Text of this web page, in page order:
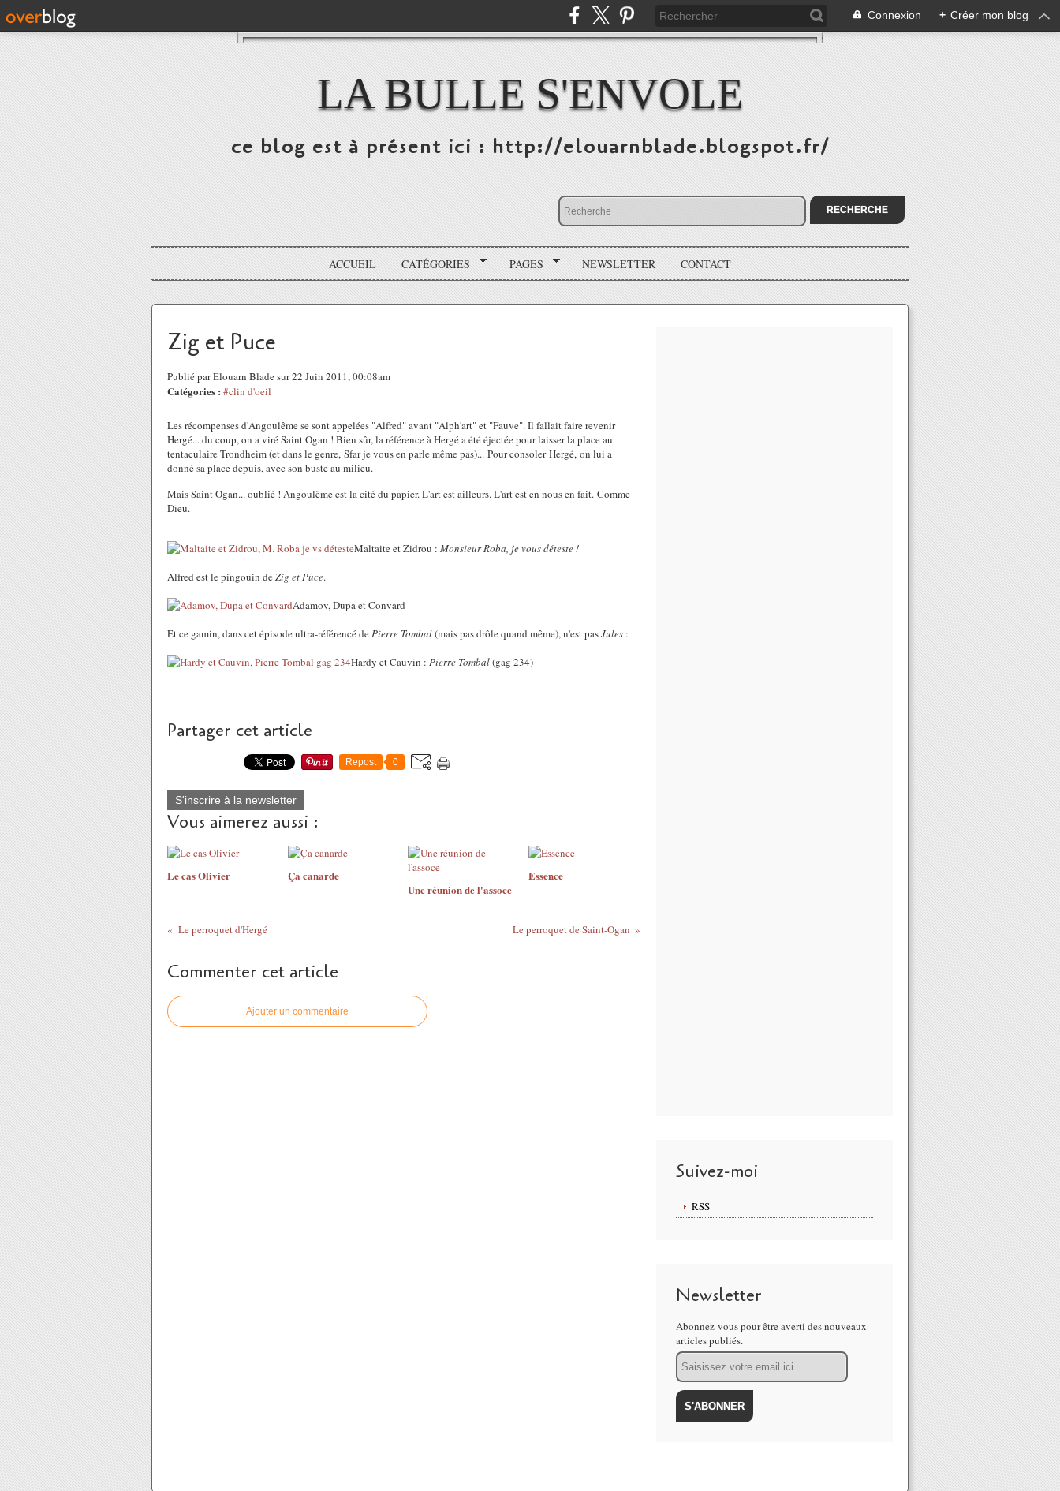
Connexion + Créer mon blog
LA BULLE S'ENVOLE
ce blog est à présent ici : http://elouarnblade.blogspot.fr/
ACCUEIL CATÉGORIES PAGES NEWSLETTER CONTACT
Zig et Puce
Publié par Elouarn Blade sur 22 Juin 2011, 00:08am
Catégories : #clin d'oeil
Les récompenses d'Angoulême se sont appelées "Alfred" avant "Alph'art" et "Fauve". Il fallait faire revenir
Hergé... du coup, on a viré Saint Ogan ! Bien sûr, la référence à Hergé a été éjectée pour laisser la place au
tentaculaire Trondheim (et dans le genre, Sfar je vous en parle même pas)... Pour consoler Hergé, on lui a
donné sa place depuis, avec son buste au milieu.
Mais Saint Ogan... oublié ! Angoulême est la cité du papier. L'art est ailleurs. L'art est en nous en fait. Comme
Dieu.
Maltaite et Zidrou : Monsieur Roba, je vous déteste !
Alfred est le pingouin deZig et Puce.
Adamov, Dupa et Convard
Et ce gamin, dans cet épisode ultra-référencé dePierre Tombal(mais pas drôle quand même), n'est pasJules :
Hardy et Cauvin : Pierre Tombal(gag 234)
Partager cet article
Repost 0
S'inscrire à la newsletter
Vous aimerez aussi :
Le cas Olivier
Ça canarde
Une réunion de l'assoce
Essence
Le perroquet d'Hergé Le perroquet de Saint-Ogan
Commenter cet article
Ajouter un commentaire
Suivez-moi
RSS
Newsletter
Abonnez-vous pour être averti des nouveaux
articles publiés.
Email